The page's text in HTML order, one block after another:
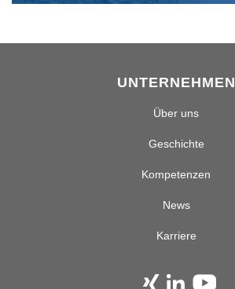
UNTERNEHMEN
Über uns
Geschichte
Kompetenzen
News
Karriere